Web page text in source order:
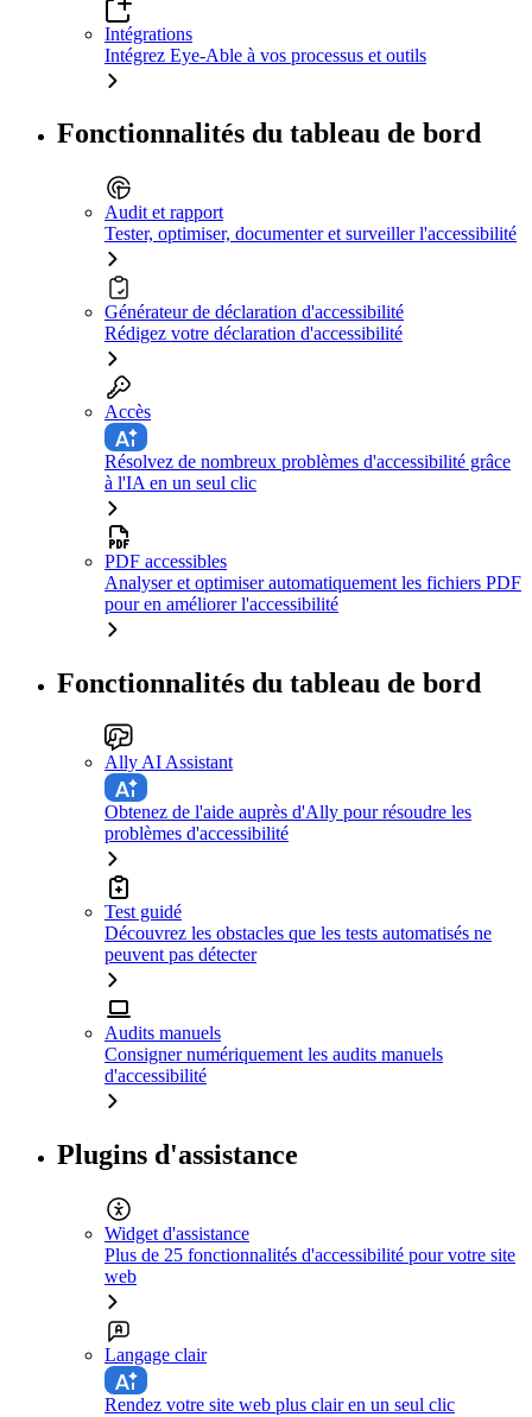
Intégrations
Intégrez Eye-Able à vos processus et outils
Fonctionnalités du tableau de bord
Audit et rapport
Tester, optimiser, documenter et surveiller l'accessibilité
Générateur de déclaration d'accessibilité
Rédigez votre déclaration d'accessibilité
Accès
Résolvez de nombreux problèmes d'accessibilité grâce
à l'IA en un seul clic
PDF accessibles
Analyser et optimiser automatiquement les fichiers PDF
pour en améliorer l'accessibilité
Fonctionnalités du tableau de bord
Ally AI Assistant
Obtenez de l'aide auprès d'Ally pour résoudre les
problèmes d'accessibilité
Test guidé
Découvrez les obstacles que les tests automatisés ne
peuvent pas détecter
Audits manuels
Consigner numériquement les audits manuels
d'accessibilité
Plugins d'assistance
Widget d'assistance
Plus de 25 fonctionnalités d'accessibilité pour votre site
web
Langage clair
Rendez votre site web plus clair en un seul clic